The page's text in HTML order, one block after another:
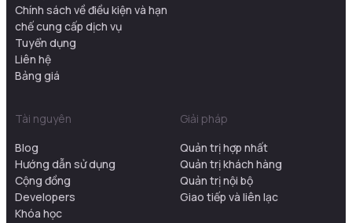
Chính sách về điều kiện và hạn
chế cung cấp dịch vụ
Tuyển dụng
Liên hệ
Bảng giá
Tài nguyên
Blog
Hướng dẫn sử dụng
Cộng đồng
Developers
Khóa học
Giải pháp
Quản trị hợp nhất
Quản trị khách hàng
Quản trị nội bộ
Giao tiếp và liên lạc